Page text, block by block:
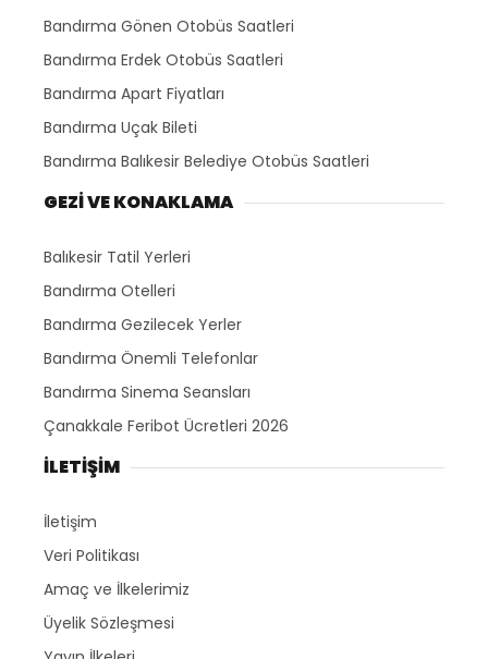
Bandırma Gönen Otobüs Saatleri
Bandırma Erdek Otobüs Saatleri
Bandırma Apart Fiyatları
Bandırma Uçak Bileti
Bandırma Balıkesir Belediye Otobüs Saatleri
GEZİ VE KONAKLAMA
Balıkesir Tatil Yerleri
Bandırma Otelleri
Bandırma Gezilecek Yerler
Bandırma Önemli Telefonlar
Bandırma Sinema Seansları
Çanakkale Feribot Ücretleri 2026
İLETİŞİM
İletişim
Veri Politikası
Amaç ve İlkelerimiz
Üyelik Sözleşmesi